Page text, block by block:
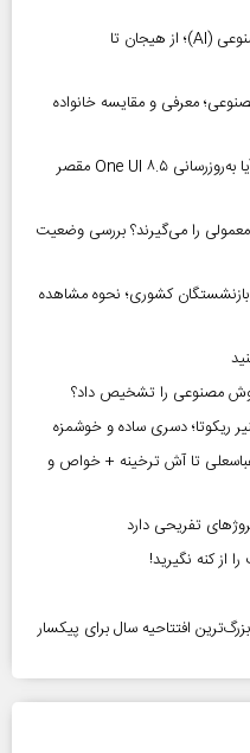
رشد خیره‌کننده بازار توکن‌های هوش مصنوعی (AI)؛ از هیجان تا
معرفی و مقایسه خانواده
بحران باتری در گوشی‌های سامسونگ؛ آیا به‌روزرسانی One UI ۸.۵ مقصر
را می‌گیرند؟ بررسی وضعیت
تومانی بازنشستگان کشوری؛ نحوه مشاهده
مصنوعی را تشخیص داد؟
ریکوتا؛ دسری ساده و خوشمزه
تا آش ترخینه + خواص و
تفریحی دارد
از کنه نگیرید!